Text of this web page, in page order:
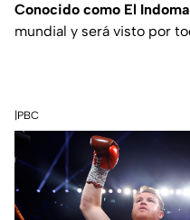
Conocido como El
mundial y será visto por
|PBC